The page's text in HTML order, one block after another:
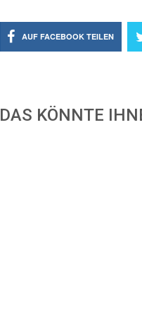
AUF FACEBOOK TEILEN
DAS KÖNNTE